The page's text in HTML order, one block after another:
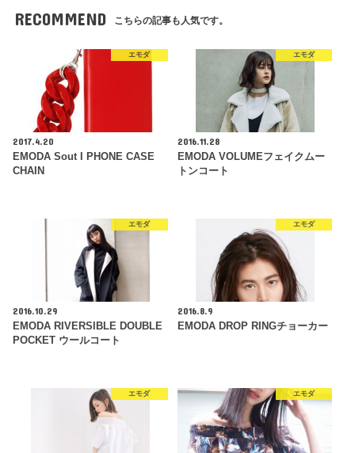
RECOMMEND こちらの記事も人気です。
エモダ
2017.4.20
EMODA Sout I PHONE CASE
CHAIN
エモダ
2016.11.28
EMODA VOLUMEフェイクムー
トンコート
エモダ
2016.10.29
EMODA RIVERSIBLE DOUBLE
POCKET ウールコート
エモダ
2016.8.9
EMODA DROP RINGチョーカー
エモダ エモダ